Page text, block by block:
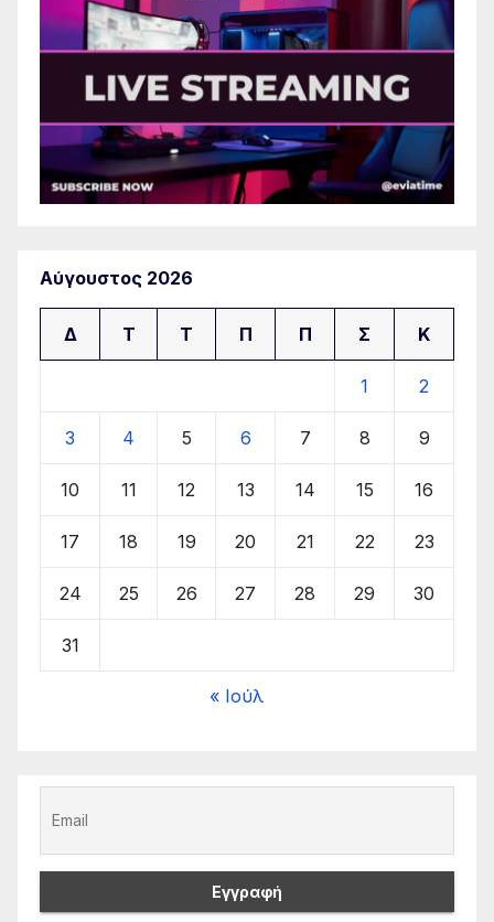
Αύγουστος 2026
Δ Τ Τ Π Π Σ Κ
1 2
3 4 5 6 7 8 9
10 11 12 13 14 15 16
17 18 19 20 21 22 23
24 25 26 27 28 29 30
31
« Ιούλ